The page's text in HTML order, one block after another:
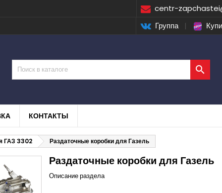
centr-
Группа |

КОНТАКТЫ
ГАЗ 3302 Раздаточные коробки для Газель
Раздаточные коробки для Газель
Описание раздела